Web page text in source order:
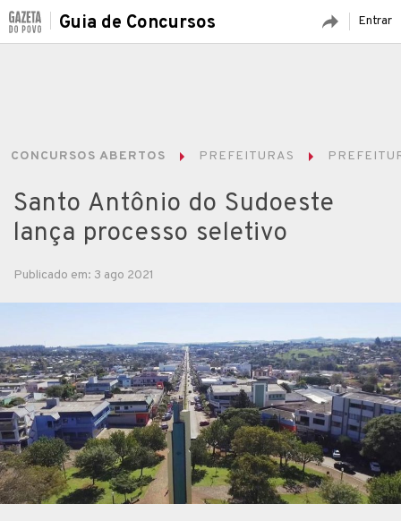
Entrar
Guia de Concursos
CONCURSOS ABERTOS PREFEITURAS
Santo Antônio do Sudoeste
lança processo seletivo
Publicado em: 3 ago 2021